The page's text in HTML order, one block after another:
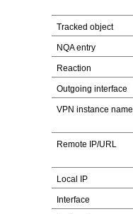
Tracked object
NQA entry
Reaction
Outgoing interface
VPN instance name
Remote IP/URL
Local IP
Interface